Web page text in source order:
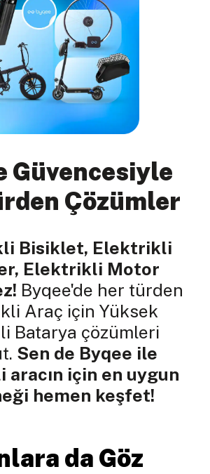
Güvencesiyle
Çözümler
Bisiklet, Elektrikli
Elektrikli Motor
Byqee'de her türden
Araç için Yüksek
Batarya çözümleri
Sen de Byqee ile
için en uygun
hemen keşfet!
da Göz